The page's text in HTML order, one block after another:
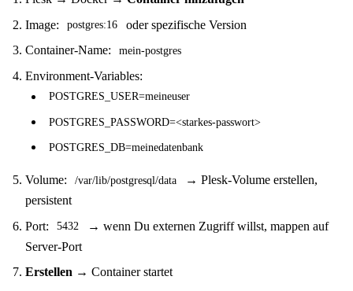
Image:
postgres:16
oder spezifische Version
Container-Name:
mein-postgres
Environment-Variables:
POSTGRES_USER=meineuser
POSTGRES_PASSWORD=<starkes-passwort>
POSTGRES_DB=meinedatenbank
Volume: /var/lib/postgresql/data
→ Plesk-Volume erstellen,
persistent
Port:
5432
→ wenn Du externen Zugriff willst, mappen auf
Server-Port
Erstellen → Container startet